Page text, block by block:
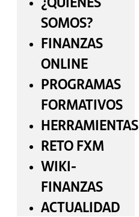
SOMOS?
FINANZAS
ONLINE
PROGRAMAS
FORMATIVOS
HERRAMIENTAS
RETO FXM
WIKI-
FINANZAS
ACTUALIDAD